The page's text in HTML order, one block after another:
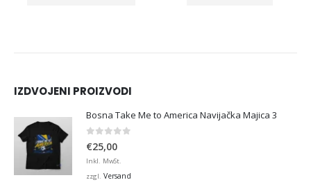
IZDVOJENI PROIZVODI
Bosna Take Me to America Navijačka Majica 3
0 von 5
€25,00
Inkl. MwSt.
zzgl. Versand